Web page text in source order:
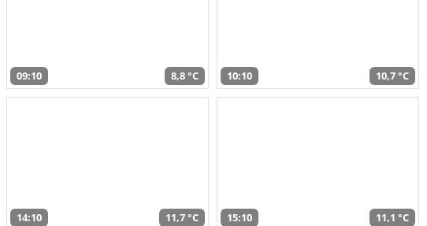
09:10 8,8 °C 10:10 10,7 °C
14:10 11,7 °C 15:10 11,1 °C